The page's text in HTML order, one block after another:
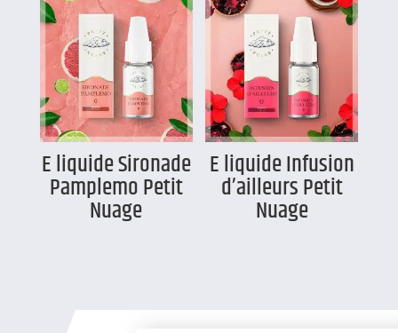
E liquide Sironade
Pamplemo Petit
Nuage
E liquide Infusion
d’ailleurs Petit
Nuage